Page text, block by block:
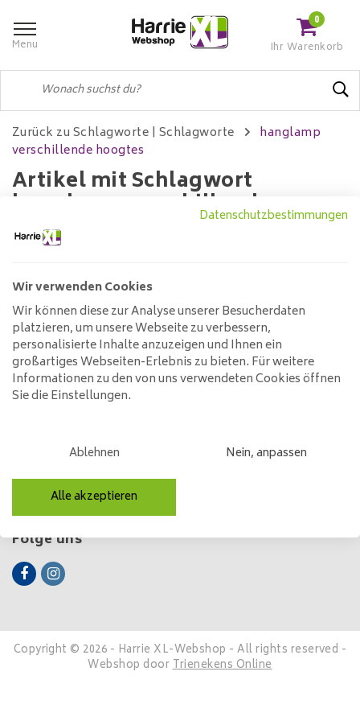
Menu
0
Ihr Warenkorb
Zurück zu Schlagworte | Schlagworte
hanglamp
verschillende hoogtes
Artikel mit Schlagwort
hanglamp verschillende
hoogtes
Filter
Keine Produkte gefunden!...
Kundendienst
Kontakt
Folge uns
Copyright © 2026 - Harrie XL-Webshop - All rights reserved -
Webshop doorTrienekens Online
Datenschutzbestimmungen
Wir verwenden Cookies
Wir können diese zur Analyse unserer Besucherdaten
platzieren, um unsere Webseite zu verbessern,
personalisierte Inhalte anzuzeigen und Ihnen ein
großartiges Webseiten-Erlebnis zu bieten. Für weitere
Informationen zu den von uns verwendeten Cookies öffnen
Sie die Einstellungen.
Ablehnen Nein, anpassen
Alle akzeptieren